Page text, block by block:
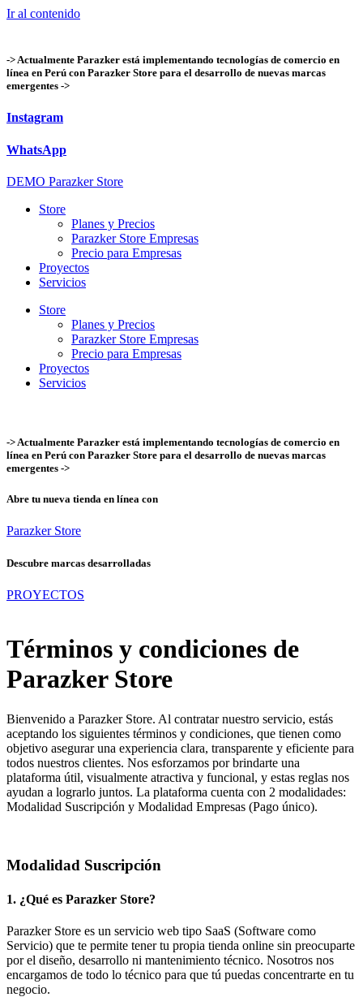
Ir al contenido
-> Actualmente Parazker está implementando tecnologías de comercio en
línea en Perú con Parazker Store para el desarrollo de nuevas marcas
emergentes ->
Instagram
WhatsApp
DEMO Parazker Store
Store
Planes y Precios
Parazker Store Empresas
Precio para Empresas
Proyectos
Servicios
Store
Planes y Precios
Parazker Store Empresas
Precio para Empresas
Proyectos
Servicios
-> Actualmente Parazker está implementando tecnologías de comercio en
línea en Perú con Parazker Store para el desarrollo de nuevas marcas
emergentes ->
Abre tu nueva tienda en línea con
Parazker Store
Descubre marcas desarrolladas
PROYECTOS
Términos y condiciones de
Parazker Store
Bienvenido a Parazker Store. Al contratar nuestro servicio, estás
aceptando los siguientes términos y condiciones, que tienen como
objetivo asegurar una experiencia clara, transparente y eficiente para
todos nuestros clientes. Nos esforzamos por brindarte una
plataforma útil, visualmente atractiva y funcional, y estas reglas nos
ayudan a lograrlo juntos. La plataforma cuenta con 2 modalidades:
Modalidad Suscripción y Modalidad Empresas (Pago único).
Modalidad Suscripción
1. ¿Qué es Parazker Store?
Parazker Store es un servicio web tipo SaaS (Software como
Servicio) que te permite tener tu propia tienda online sin preocuparte
por el diseño, desarrollo ni mantenimiento técnico. Nosotros nos
encargamos de todo lo técnico para que tú puedas concentrarte en tu
negocio.